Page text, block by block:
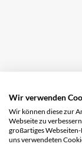
Wir verwenden
Wir können diese zur
Webseite zu
großartiges
uns verwendeten